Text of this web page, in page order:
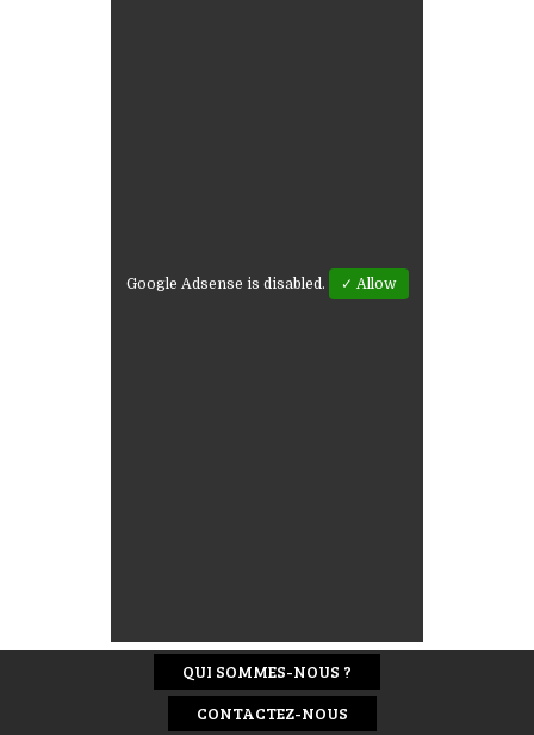
Google Adsense is disabled. ✓ Allow
QUI SOMMES-NOUS ?
CONTACTEZ-NOUS